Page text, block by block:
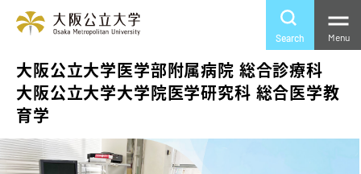
大阪公立大学医学部附属病院 総合診療科
大阪公立大学大学院医学研究科 総合医学教
育学
Search Menu